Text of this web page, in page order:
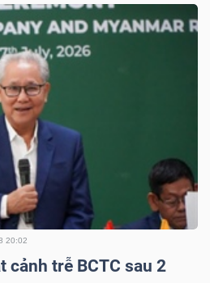
20:02
cảnh trễ BCTC sau 2